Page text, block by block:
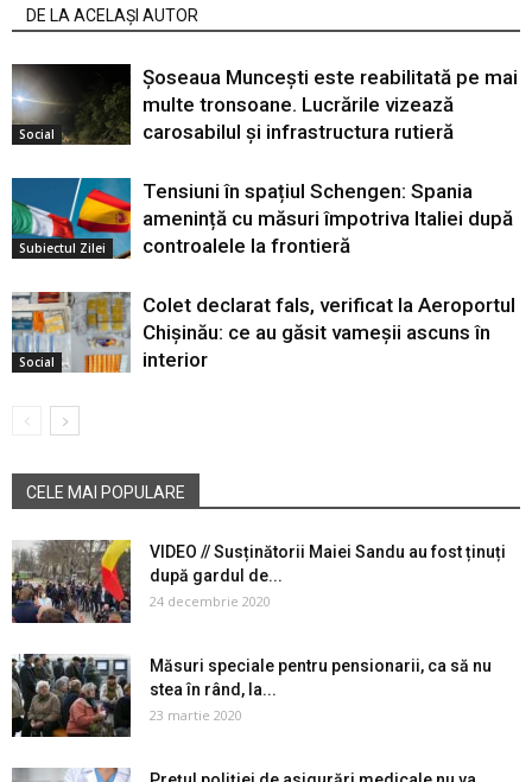
DE LA ACELAȘI AUTOR
Social
Șoseaua Muncești este reabilitată pe mai
multe tronsoane. Lucrările vizează
carosabilul și infrastructura rutieră
Subiectul Zilei
Tensiuni în spațiul Schengen: Spania
amenință cu măsuri împotriva Italiei după
controalele la frontieră
Social
Colet declarat fals, verificat la Aeroportul
Chișinău: ce au găsit vameșii ascuns în
interior
CELE MAI POPULARE
VIDEO // Susținătorii Maiei Sandu au fost ținuți
după gardul de...
24 decembrie 2020
Măsuri speciale pentru pensionarii, ca să nu
stea în rând, la...
23 martie 2020